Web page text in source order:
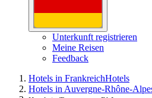
Unterkunft registrieren
Meine Reisen
Feedback
Hotels in FrankreichHotels
Hotels in Auvergne-Rhône-